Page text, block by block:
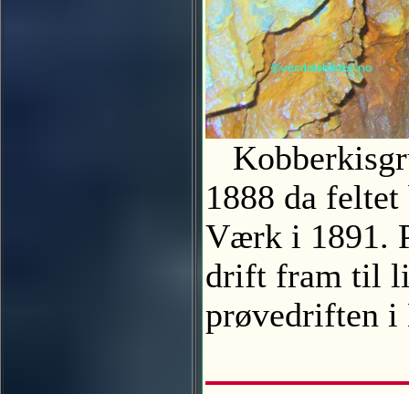
1888 da
Værk i 1891.
drift fram til